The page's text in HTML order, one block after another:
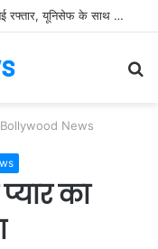
छत्तीसगढ़ में पोषण और बाल कल्याण को मिलेगी नई रफ्तार, यूनिसेफ के साथ बनी नवाचार आधारित रणनीति
News
का